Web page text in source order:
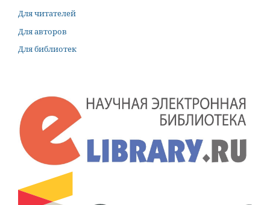
Для читателей
Для авторов
Для библиотек